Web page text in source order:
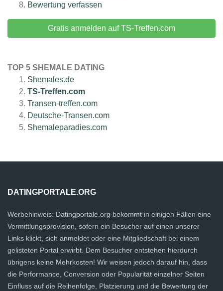
Bewertung verfassen
Gratis anmelden auf TS-Treffen.com
TOP 5 SHEMALE DATING
Shemales.de
TS-Treffen.com
Transen-treffen.com
Deutsche-Transen.com
Shemaleparadies.com
DATINGPORTALE.ORG
Werbehinweis: Datingportale.org bekommt in einigen Fällen eine
Vermittlungsprovision, sofern ein Besucher auf einen unserer
Links klickt, sich anmeldet oder eine Mitgliedschaft bei einem
gelisteten Portal erwirbt. Dem Besucher entstehen hierdurch
übrigens keine Mehrkosten! Wir weisen jedoch darauf hin, dass
die Performance, Conversion oder Popularität einzelner Seiten
Einfluss auf die Reihenfolge, Platzierung und die Bewertung der